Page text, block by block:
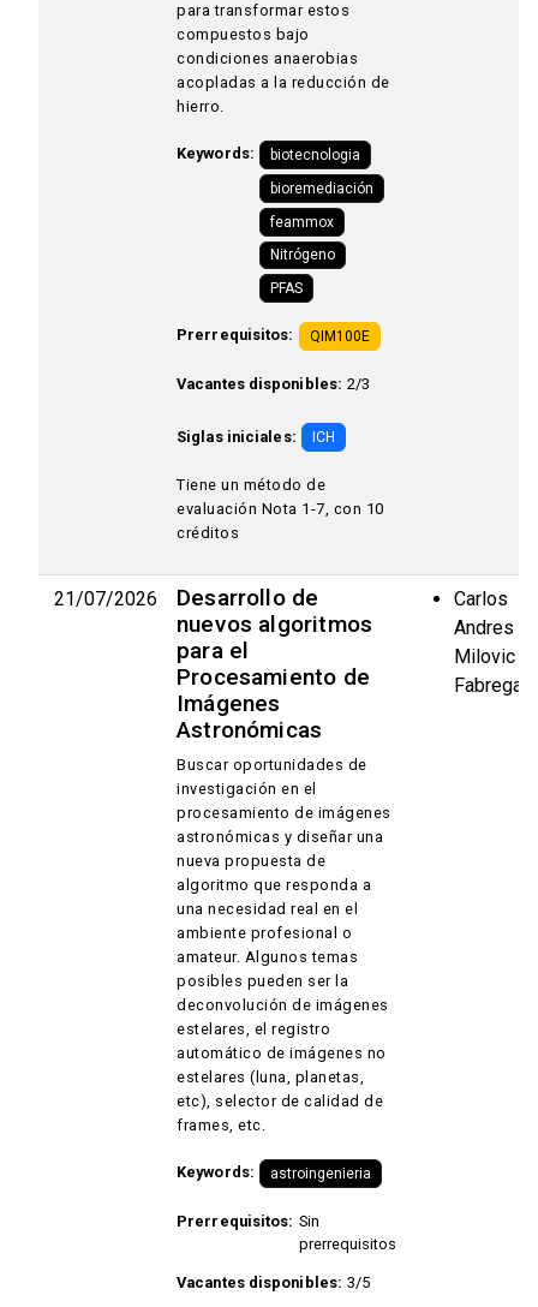
para transformar estos
compuestos bajo
condiciones anaerobias
acopladas a la reducción de
hierro.
Keywords:
biotecnologia
bioremediación
feammox
Nitrógeno
PFAS
Prerrequisitos: QIM100E
Vacantes disponibles: 2/3
Siglas iniciales: ICH
Tiene un método de
evaluación Nota 1-7, con 10
créditos
21/07/2026
Desarrollo de
nuevos algoritmos
para el
Procesamiento de
Imágenes
Astronómicas
Buscar oportunidades de
investigación en el
procesamiento de imágenes
astronómicas y diseñar una
nueva propuesta de
algoritmo que responda a
una necesidad real en el
ambiente profesional o
amateur. Algunos temas
posibles pueden ser la
deconvolución de imágenes
estelares, el registro
automático de imágenes no
estelares (luna, planetas,
etc), selector de calidad de
frames, etc.
Keywords: astroingenieria
Prerrequisitos: Sin
prerrequisitos
Vacantes disponibles: 3/5
Carlos
Andres
Milovic
Fabregat